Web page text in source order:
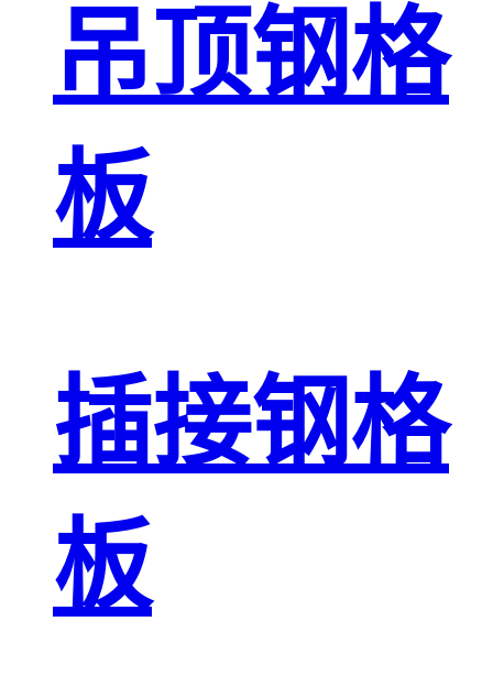
吊顶钢格
板
插接钢格
板